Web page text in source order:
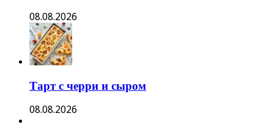
08.08.2026
Тарт с черри и сыром
08.08.2026